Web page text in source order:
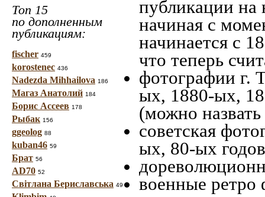
Топ 15
по дополненным
публикациям:
fischer 459
korostenec 436
Nadezda Mihhailova 186
Магаз Анатолий 184
Борис Ассеев 178
Рыбак 156
ggeolog 88
kuban46 59
Брат 56
AD70 52
Світлана Бериславська 49
публикации
начиная c
начинается с
что теперь
фотографии г.
ых, 1880-ых,
(можно
советская
ых, 80-ых
военные ретро